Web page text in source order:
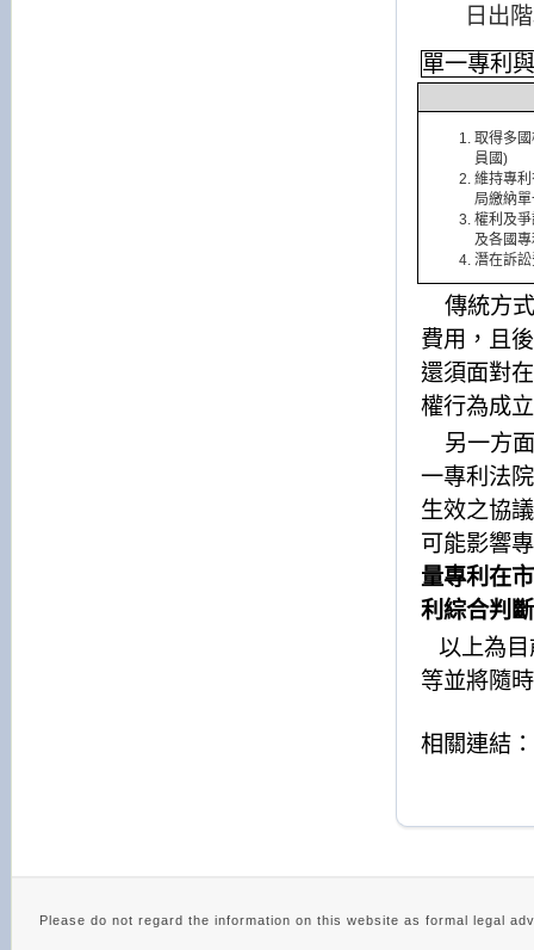
日出
單一專利
取得多
員國)
維持專
局繳納
權利及
及各國
潛在訴
傳統方
費用，且
還須面對
權行為成
另一方
一專利法
生效之協
可能影響
量專利在
利綜合判
以上為
等並將隨
相關連結：
Please do not regard the information on this website as formal legal